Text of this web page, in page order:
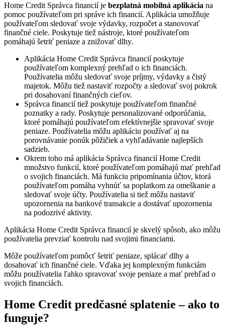
Home Credit Správca financií je bezplatná mobilná aplikácia na
pomoc používateľom pri správe ich financií. Aplikácia umožňuje
používateľom sledovať svoje výdavky, rozpočet a stanovovať
finančné ciele. Poskytuje tiež nástroje, ktoré používateľom
pomáhajú šetriť peniaze a znižovať dlhy.
Aplikácia Home Credit Správca financií poskytuje
používateľom komplexný prehľad o ich financiách.
Používatelia môžu sledovať svoje príjmy, výdavky a čistý
majetok. Môžu tiež nastaviť rozpočty a sledovať svoj pokrok
pri dosahovaní finančných cieľov.
Správca financií tiež poskytuje používateľom finančné
poznatky a rady. Poskytuje personalizované odporúčania,
ktoré pomáhajú používateľom efektívnejšie spravovať svoje
peniaze. Používatelia môžu aplikáciu používať aj na
porovnávanie ponúk pôžičiek a vyhľadávanie najlepších
sadzieb.
Okrem toho má aplikácia Správca financií Home Credit
množstvo funkcií, ktoré používateľom pomáhajú mať prehľad
o svojich financiách. Má funkciu pripomínania účtov, ktorá
používateľom pomáha vyhnúť sa poplatkom za omeškanie a
sledovať svoje účty. Používatelia si tiež môžu nastaviť
upozornenia na bankové transakcie a dostávať upozornenia
na podozrivé aktivity.
Aplikácia Home Credit Správca financií je skvelý spôsob, ako môžu
používatelia prevziať kontrolu nad svojimi financiami.
Môže používateľom pomôcť šetriť peniaze, splácať dlhy a
dosahovať ich finančné ciele. Vďaka jej komplexným funkciám
môžu používatelia ľahko spravovať svoje peniaze a mať prehľad o
svojich financiách.
Home Credit predčasné splatenie – ako to
funguje?